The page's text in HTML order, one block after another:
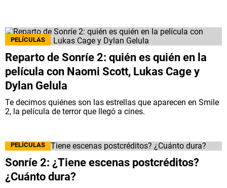
PELÍCULAS
⁠Reparto de Sonríe 2: quién es quién en la
película con Naomi Scott, Lukas Cage y
Dylan Gelula
Te decimos quiénes son las estrellas que aparecen en Smile
2, la película de terror que llegó a cines.
PELÍCULAS
Sonríe 2: ¿Tiene escenas postcréditos?
¿Cuánto dura?